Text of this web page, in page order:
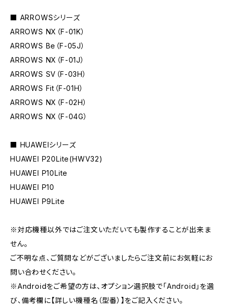
■ ARROWSシリーズ
ARROWS NX（F-01K）
ARROWS Be（F-05J）
ARROWS NX（F-01J）
ARROWS SV（F-03H）
ARROWS Fit（F-01H）
ARROWS NX（F-02H）
ARROWS NX（F-04G）
■ HUAWEIシリーズ
HUAWEI P20Lite(HWV32)
HUAWEI P10Lite
HUAWEI P10
HUAWEI P9Lite
※対応機種以外ではご注文いただいても製作することが出来ま
せん。
ご不明な点、ご質問などがございましたらご注文前にお気軽にお
問い合わせください。
※Androidをご希望の方は、オプション選択肢で「Android」を選
び、備考欄に【詳しい機種名（型番）】をご記入ください。